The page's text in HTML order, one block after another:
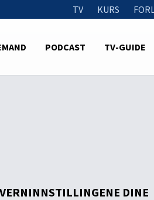
TV KURS
PODCAST TV-GUIDE
DINE